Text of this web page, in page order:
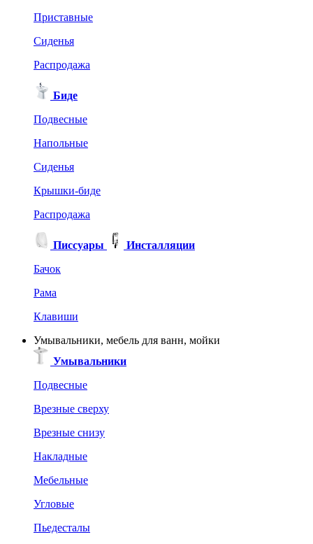
Приставные
Сиденья
Распродажа
Биде
Подвесные
Напольные
Сиденья
Крышки-биде
Распродажа
Писсуары
Инсталляции
Бачок
Рама
Клавиши
Умывальники, мебель для ванн, мойки
Умывальники
Подвесные
Врезные сверху
Врезные снизу
Накладные
Мебельные
Угловые
Пьедесталы